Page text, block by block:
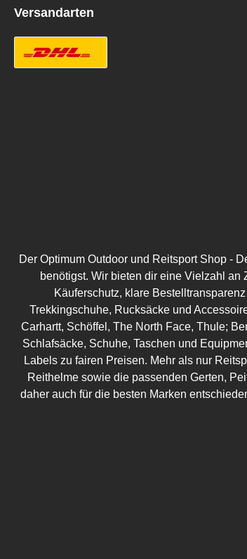
Versandarten
Der Optimum Outdoor und Reitsport Shop -
benötigst. Wir bieten dir eine Vielzahl
Käuferschutz, klare
Trekkingschuhe, Rucksäcke und
Carhartt, Schöffel, The North Face, Thule;
Schlafsäcke, Schuhe, Taschen und
Labels zu fairen Preisen. Mehr als nur
Reithelme sowie die passenden Gerten,
daher auch für die besten Marken